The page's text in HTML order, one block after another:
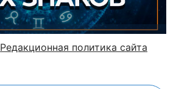
Редакционная политика сайта